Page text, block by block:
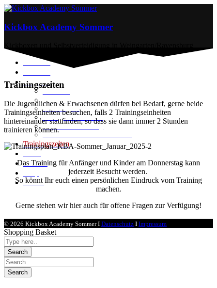
Kickbox Academy Sommer
Startseite
Angebot
Fitness-Kickboxen
Anfänger
Fortgeschritten
Mixed-Training
Kraft-Ausdauer-Zirkel
Trainingszeiten
Kontakt
Aikido
Trainingszeiten
Die Jugendlichen & Erwachsenen dürfen bei Bedarf, gerne beide
Trainingseinheiten besuchen, falls 2 Trainingseinheiten
hintereinander stattfinden, so dass sie dann immer 2 Stunden
trainieren können.
Das Training für Anfänger und Kinder am Donnerstag kann
jederzeit Besucht werden.
So könnt Ihr euch einen persönlichen Eindruck vom Training
machen.
Gerne stehen wir hier auch für offene Fragen zur Verfügung!
© 2026 Kickbox Academy Sommer I Datenschutz I Impressum
Shopping Basket